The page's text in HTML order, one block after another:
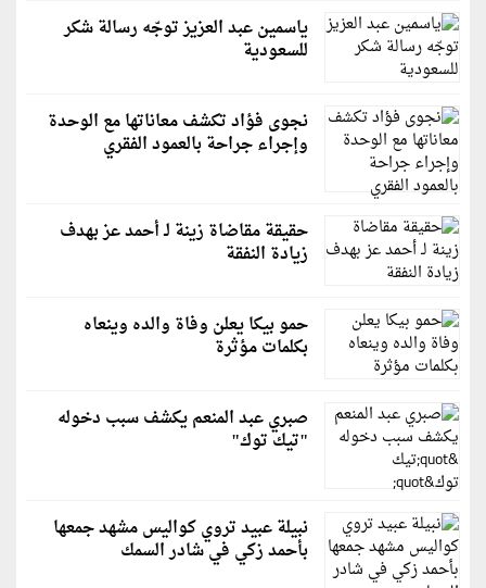
ياسمين عبد العزيز توجّه رسالة شكر
للسعودية
نجوى فؤاد تكشف معاناتها مع الوحدة
وإجراء جراحة بالعمود الفقري
حقيقة مقاضاة زينة لـ أحمد عز بهدف
زيادة النفقة
حمو بيكا يعلن وفاة والده وينعاه
بكلمات مؤثرة
صبري عبد المنعم يكشف سبب دخوله
"تيك توك"
نبيلة عبيد تروي كواليس مشهد جمعها
بأحمد زكي في شادر السمك